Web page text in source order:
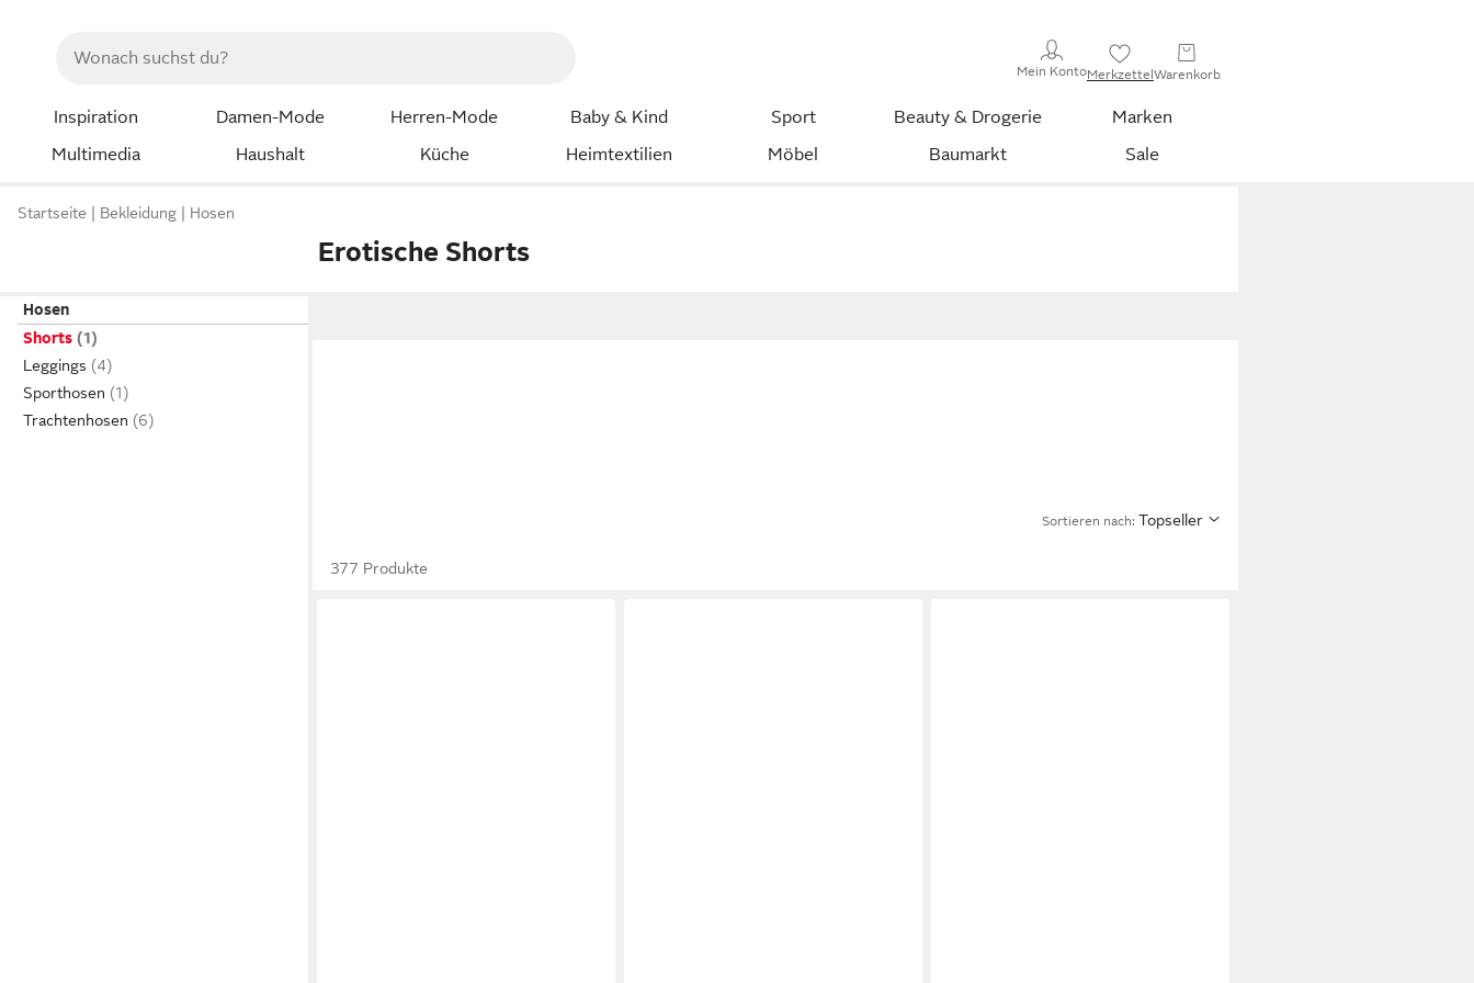
Mein KontoMerkzettelWarenkorb
Inspiration Damen-Mode Herren-Mode Baby & Kind Sport Beauty & Drogerie
Marken
Multimedia
Haushalt Küche Heimtextilien Möbel Baumarkt Sale
Startseite Bekleidung Hosen
Erotische Shorts
Hosen
Shorts
Leggings
Sporthosen
Trachtenhosen
Sortieren nach: Topseller
377 Produkte